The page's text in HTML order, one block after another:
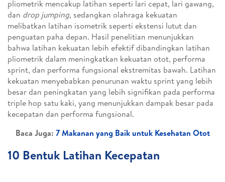
pliometrik mencakup latihan seperti lari cepat, lari gawang,
dan drop jumping, sedangkan olahraga kekuatan
melibatkan latihan isometrik seperti ekstensi lutut dan
penguatan paha depan. Hasil penelitian menunjukkan
bahwa latihan kekuatan lebih efektif dibandingkan latihan
pliometrik dalam meningkatkan kekuatan otot, performa
sprint, dan performa fungsional ekstremitas bawah. Latihan
kekuatan menyebabkan penurunan waktu sprint yang lebih
besar dan peningkatan yang lebih signifikan pada performa
triple hop satu kaki, yang menunjukkan dampak besar pada
kecepatan dan performa fungsional.
Baca Juga: 7 Makanan yang Baik untuk Kesehatan Otot
10 Bentuk Latihan Kecepatan